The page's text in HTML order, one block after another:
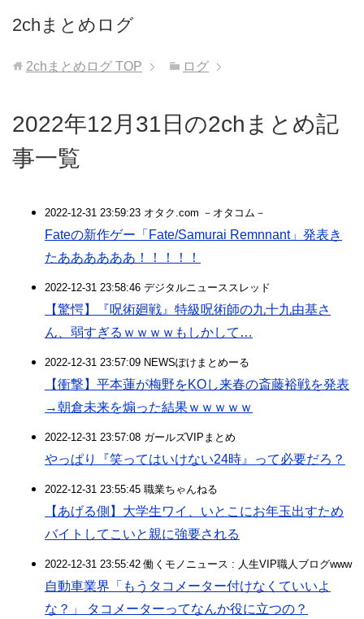
2chまとめログ
2chまとめログ TOP ログ
2022年12月31日の2chまとめ記
事一覧
2022-12-31 23:59:23 オタク.com －オタコム－
Fateの新作ゲー「Fate/Samurai Remnnant」発表き
たああああああ！！！！！
2022-12-31 23:58:46 デジタルニューススレッド
【驚愕】『呪術廻戦』特級呪術師の九十九由基さ
ん、弱すぎるｗｗｗｗもしかして…
2022-12-31 23:57:09 NEWSぽけまとめーる
【衝撃】平本蓮が梅野をKOし来春の斎藤裕戦を発表
→朝倉未来を煽った結果ｗｗｗｗｗ
2022-12-31 23:57:08 ガールズVIPまとめ
やっぱり『笑ってはいけない24時』って必要だろ？
2022-12-31 23:55:45 職業ちゃんねる
【あげる側】大学生ワイ、いとこにお年玉出すため
バイトしてこいと親に強要される
2022-12-31 23:55:42 働くモノニュース : 人生VIP職人ブログwww
自動車業界「もうタコメーター付けなくていいよ
な？」 タコメーターってなんか役に立つの？